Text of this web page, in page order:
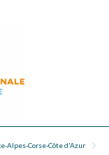
Alpes-Corse-Côte d'Azur